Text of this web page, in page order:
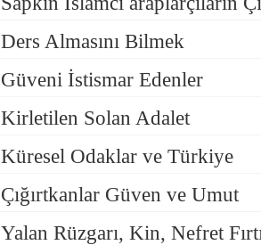
Ders Almasını Bilmek
Güveni İstismar Edenler
Kirletilen Solan Adalet
Küresel Odaklar ve Türkiye
Çığırtkanlar Güven ve Umut
Yalan Rüzgarı, Kin, Nefret